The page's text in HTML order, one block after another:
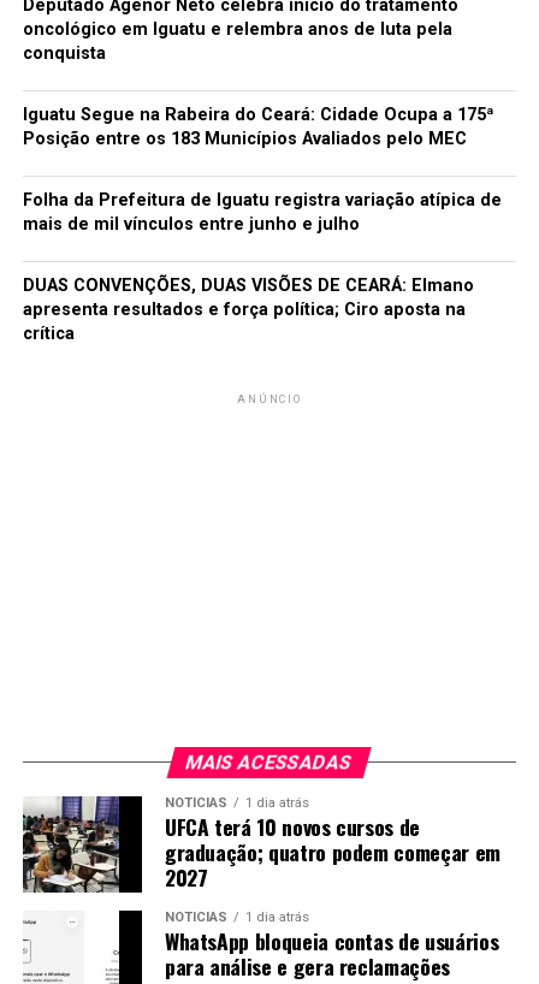
Deputado Agenor Neto celebra início do tratamento
oncológico em Iguatu e relembra anos de luta pela
conquista
Iguatu Segue na Rabeira do Ceará: Cidade Ocupa a 175ª
Posição entre os 183 Municípios Avaliados pelo MEC
Folha da Prefeitura de Iguatu registra variação atípica de
mais de mil vínculos entre junho e julho
DUAS CONVENÇÕES, DUAS VISÕES DE CEARÁ: Elmano
apresenta resultados e força política; Ciro aposta na
crítica
ANÚNCIO
MAIS ACESSADAS
NOTICIAS 1 dia atrás
UFCA terá 10 novos cursos de
graduação; quatro podem começar em
2027
NOTICIAS 1 dia atrás
WhatsApp bloqueia contas de usuários
para análise e gera reclamações